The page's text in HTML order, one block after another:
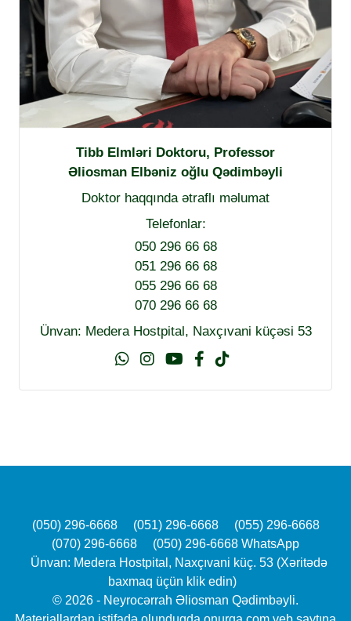
Tibb Elmləri Doktoru, Professor
Əliosman Elbəniz oğlu Qədimbəyli
Doktor haqqında ətraflı məlumat
Telefonlar:
050 296 66 68
051 296 66 68
055 296 66 68
070 296 66 68
Ünvan: Medera Hostpital, Naxçıvani küçəsi 53
(050) 296-6668 (051) 296-6668
(055) 296-6668
(070) 296-6668
(050) 296-6668 WhatsApp
Ünvan: Medera Hostpital, Naxçıvani küç. 53 (Xəritədə
baxmaq üçün klik edin)
© 2026 - Neyrocərrah Əliosman Qədimbəyli.